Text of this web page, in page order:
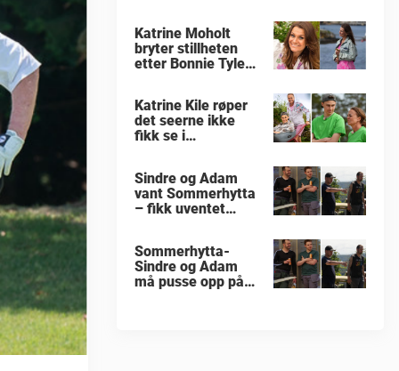
Katrine Moholt
bryter stillheten
etter Bonnie Tylers
Katrine Kile røper
det seerne ikke
fikk se i
Sindre og Adam
vant Sommerhytta
– fikk uventet
Sommerhytta-
Sindre og Adam
må pusse opp på